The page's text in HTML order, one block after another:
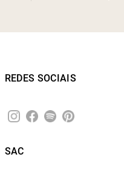
REDES SOCIAIS
SAC